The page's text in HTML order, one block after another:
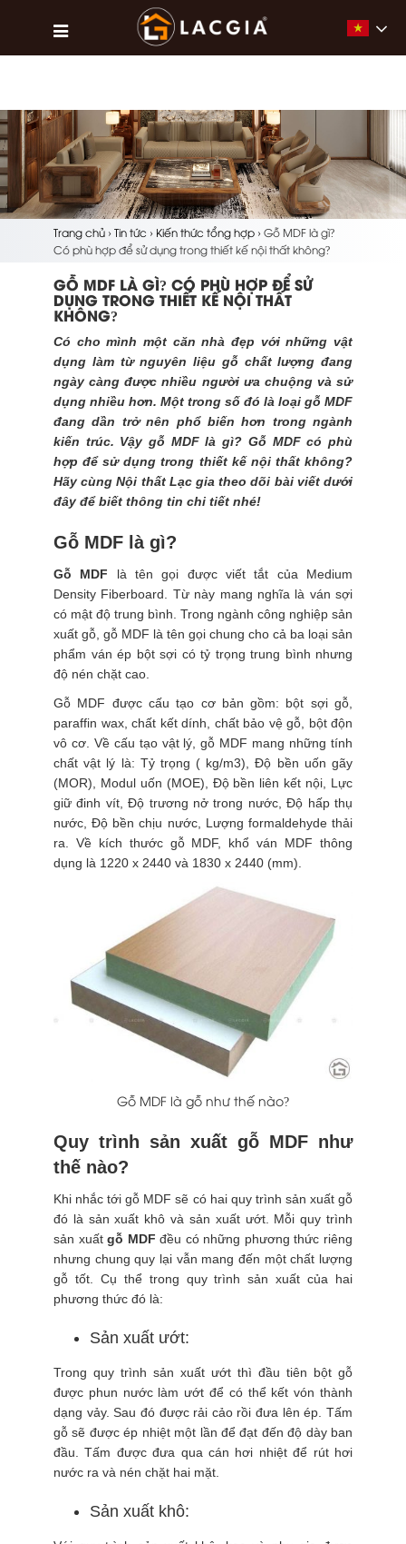
Trang chủ ›Tin tức › Kiến thức tổng hợp ›Gỗ MDF là gì?
Có phù hợp để sử dụng trong thiết kế nội thất không?
GỖ MDF LÀ GÌ? CÓ PHÙ HỢP ĐỂ SỬ
DỤNG TRONG THIẾT KẾ NỘI THẤT
KHÔNG?
Có cho mình một căn nhà đẹp với những vật
dụng làm từ nguyên liệu gỗ chất lượng đang
ngày càng được nhiều người ưa chuộng và sử
dụng nhiều hơn. Một trong số đó là loại gỗ MDF
đang dần trở nên phổ biến hơn trong ngành
kiến trúc. Vậy gỗ MDF là gì? Gỗ MDF có phù
hợp để sử dụng trong thiết kế nội thất không?
Hãy cùng Nội thất Lạc gia theo dõi bài viết dưới
đây để biết thông tin chi tiết nhé!
Gỗ MDF là gì?
Gỗ MDF là tên gọi được viết tắt của Medium
Density Fiberboard. Từ này mang nghĩa là ván sợi
có mật độ trung bình. Trong ngành công nghiệp sản
xuất gỗ, gỗ MDF là tên gọi chung cho cả ba loại sản
phẩm ván ép bột sợi có tỷ trọng trung bình nhưng
độ nén chặt cao.
Gỗ MDF được cấu tạo cơ bản gồm: bột sợi gỗ,
paraffin wax, chất kết dính, chất bảo vệ gỗ, bột độn
vô cơ. Về cấu tạo vật lý, gỗ MDF mang những tính
chất vật lý là: Tỷ trọng ( kg/m3), Độ bền uốn gãy
(MOR), Modul uốn (MOE), Độ bền liên kết nội, Lực
giữ đinh vít, Độ trương nở trong nước, Độ hấp thụ
nước, Độ bền chịu nước, Lượng formaldehyde thải
ra. Về kích thước gỗ MDF, khổ ván MDF thông
dụng là 1220 x 2440 và 1830 x 2440 (mm).
Gỗ MDF là gỗ như thế nào?
Quy trình sản xuất gỗ MDF như
thế nào?
Khi nhắc tới gỗ MDF sẽ có hai quy trình sản xuất gỗ
đó là sản xuất khô và sản xuất ướt. Mỗi quy trình
sản xuấtgỗ MDF đều có những phương thức riêng
nhưng chung quy lại vẫn mang đến một chất lượng
gỗ tốt. Cụ thể trong quy trình sản xuất của hai
phương thức đó là:
Sản xuất ướt:
Trong quy trình sản xuất ướt thì đầu tiên bột gỗ
được phun nước làm ướt để có thể kết vón thành
dạng vảy. Sau đó được rải cảo rồi đưa lên ép. Tấm
gỗ sẽ được ép nhiệt một lần để đạt đến độ dày ban
đầu. Tấm được đưa qua cán hơi nhiệt để rút hơi
nước ra và nén chặt hai mặt.
Sản xuất khô: